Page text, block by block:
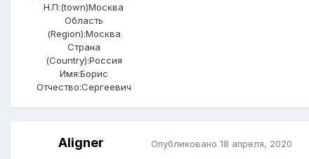
Н.П:(town)Москва
Область
(Region):Москва
Страна
(Country):Россия
Имя:Борис
Отчество:Сергеевич
Aligner Опубликовано 18 апреля, 2020